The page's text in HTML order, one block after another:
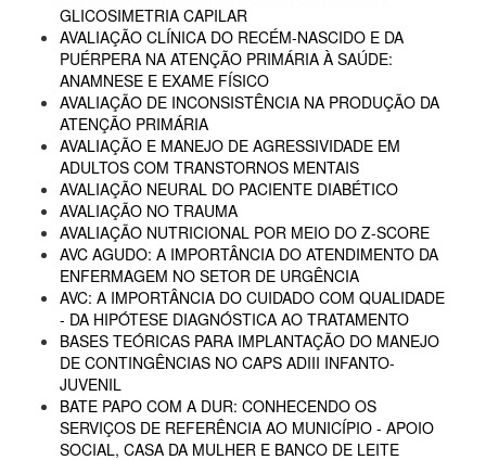
GLICOSIMETRIA CAPILAR
AVALIAÇÃO CLÍNICA DO RECÉM-NASCIDO E DA
PUÉRPERA NA ATENÇÃO PRIMÁRIA À SAÚDE:
ANAMNESE E EXAME FÍSICO
AVALIAÇÃO DE INCONSISTÊNCIA NA PRODUÇÃO DA
ATENÇÃO PRIMÁRIA
AVALIAÇÃO E MANEJO DE AGRESSIVIDADE EM
ADULTOS COM TRANSTORNOS MENTAIS
AVALIAÇÃO NEURAL DO PACIENTE DIABÉTICO
AVALIAÇÃO NO TRAUMA
AVALIAÇÃO NUTRICIONAL POR MEIO DO Z-SCORE
AVC AGUDO: A IMPORTÂNCIA DO ATENDIMENTO DA
ENFERMAGEM NO SETOR DE URGÊNCIA
AVC: A IMPORTÂNCIA DO CUIDADO COM QUALIDADE
- DA HIPÓTESE DIAGNÓSTICA AO TRATAMENTO
BASES TEÓRICAS PARA IMPLANTAÇÃO DO MANEJO
DE CONTINGÊNCIAS NO CAPS ADIII INFANTO-
JUVENIL
BATE PAPO COM A DUR: CONHECENDO OS
SERVIÇOS DE REFERÊNCIA AO MUNICÍPIO - APOIO
SOCIAL, CASA DA MULHER E BANCO DE LEITE